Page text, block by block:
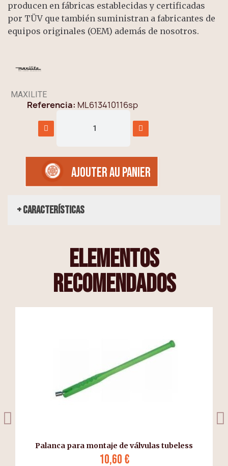
producen en fábricas establecidas y certificadas
por TÜV que también suministran a fabricantes de
equipos originales (OEM) además de nosotros.
MAXILITE
Referencia ML613410116sp
AJOUTER AU PANIER
+ Características
elementos
recomendados
Palanca para montaje de válvulas tubeless
10,60 €